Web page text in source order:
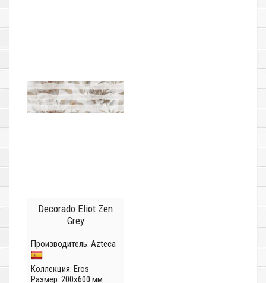
Decorado Eliot Zen
Grey
Производитель: Azteca
Коллекция: Eros
Размер: 200x600 мм